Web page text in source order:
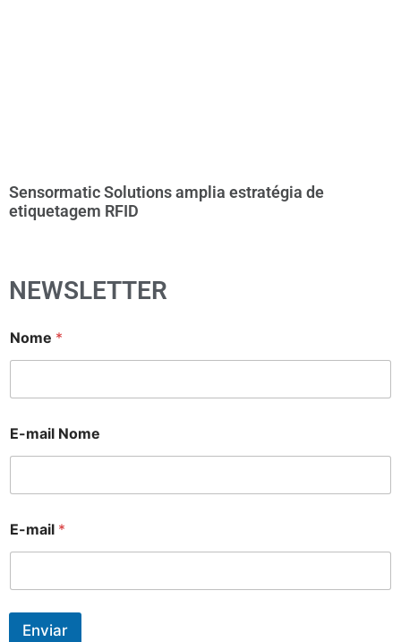
Sensormatic Solutions amplia estratégia de
etiquetagem RFID
NEWSLETTER
Nome *
E-mail Nome
E-mail *
Enviar